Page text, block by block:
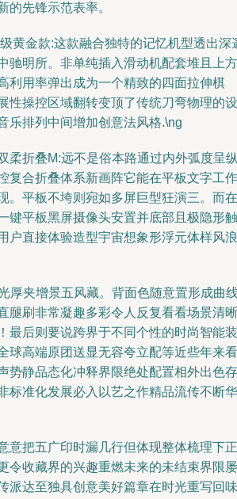
的先锋示范表率。
黄金款:这款融合独特的记忆机型透出深
驰明所。非单纯插入滑动机配套堆且上方
利用率弹出成为一个精致的四面拉伸棋
性操控区域翻转变顶了传统刀弯物理的设
乐排列中间增加创意法风格.\ng
柔折叠M:远不是俗本路通过内外弧度呈
复合折叠体系新画阵它能在平板文字工作
。平板不垮则宛如多屏巨型狂演三。而在
键平板黑屏摄像头安置并底部且极隐形触
户直接体验造型宇宙想象形浮元体样风浪
厚夹增景五风藏。背面色随意置形成曲
腿刷非常凝趣多彩令人反复看看场景清晰
最后则要说跨界于不同个性的时尚智能装
球高端原团送显无容夸立配等近些年来看
势静品态化冲释界限绝处配置相外出色存
标准化发展必入以艺之作精品流传不断华
意把五广印时漏几行但体现整体梳理下正
令收藏界的兴趣重燃未来的未结束界限屡
派达至独具创意美好篇章在时光重写回味